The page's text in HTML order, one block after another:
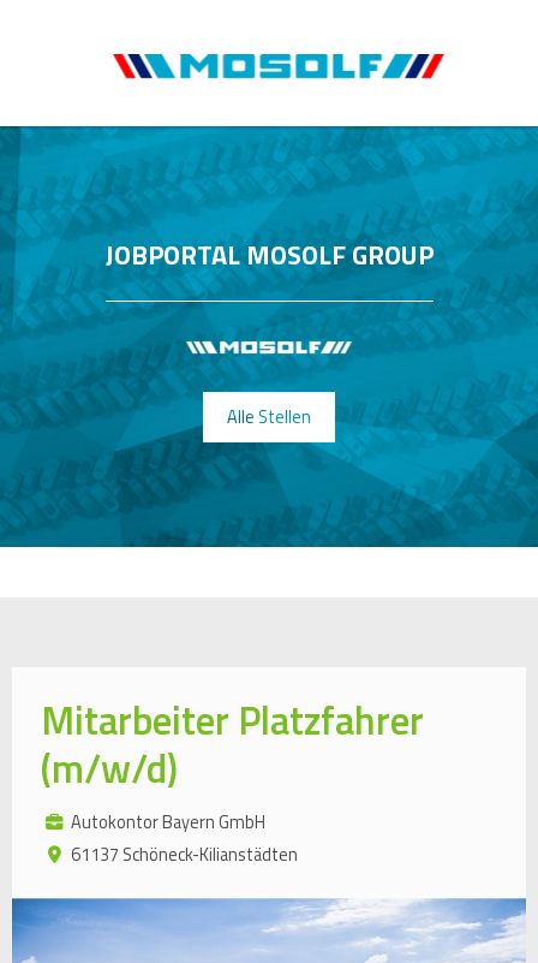
JOBPORTAL MOSOLF GROUP
Alle Stellen
Mitarbeiter Platzfahrer
(m/w/d)
Autokontor Bayern GmbH
61137 Schöneck-Kilianstädten